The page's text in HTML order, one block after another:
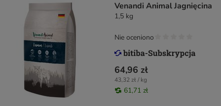
Venandi Animal Jagnięcina
1,5 kg
64,96 zł
43,32 zł / kg
61,71 zł
Nie oceniono